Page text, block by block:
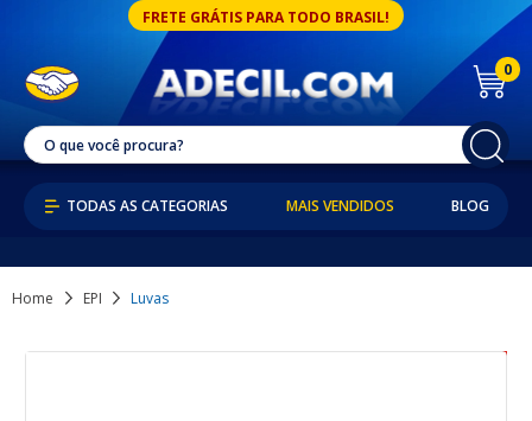
FRETE GRÁTIS PARA TODO BRASIL!
0
MAIS VENDIDOS BLOG
Home EPI Luvas